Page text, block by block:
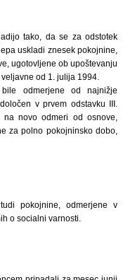
tako, da se za odstotek
uskladi znesek pokojnine,
ugotovljene ob upoštevanju
od 1. julija 1994.
odmerjene od najnižje
v prvem odstavku III.
novo odmeri od osnove,
za polno pokojninsko dobo,
pokojnine, odmerjene v
o socialni varnosti.